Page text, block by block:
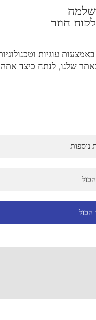
שלמה
לקוח חוזר
…״סבלתי מאוד
טוב…״
קבל
לחץ כדי
עוגיות
שלנו, לנתח כיצד אתה
נוספות